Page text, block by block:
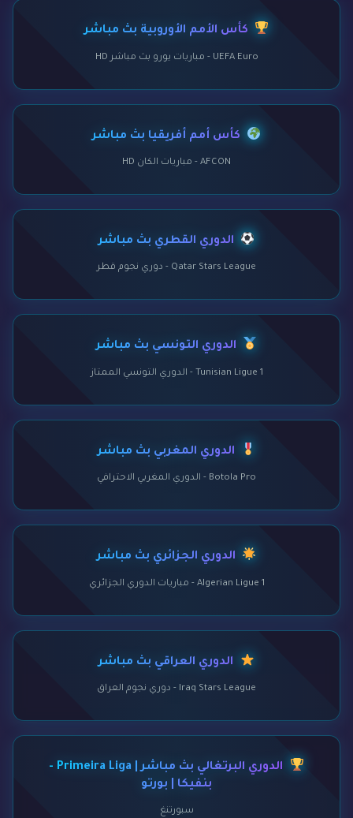
كأس الأمم الأوروبية بث مباشر
UEFA Euro - مباريات يورو بث مباشر HD
كأس أمم أفريقيا بث مباشر
AFCON - مباريات الكان HD
الدوري القطري بث مباشر
Qatar Stars League - دوري نجوم قطر
الدوري التونسي بث مباشر
Tunisian Ligue 1 - الدوري التونسي الممتاز
الدوري المغربي بث مباشر
Botola Pro - الدوري المغربي الاحترافي
الدوري الجزائري بث مباشر
Algerian Ligue 1 - مباريات الدوري الجزائري
الدوري العراقي بث مباشر
Iraq Stars League - دوري نجوم العراق
الدوري البرتغالي بث مباشر | Primeira Liga -
بنفيكا | بورتو
سبورتنغ